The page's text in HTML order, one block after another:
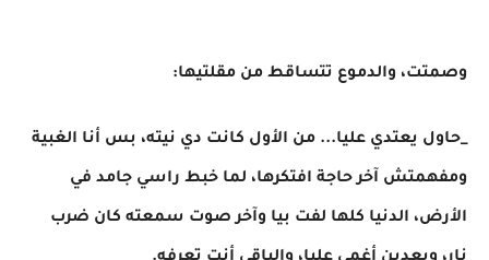
وصمتت، والدموع تتساقط من مقلتيها:
_حاول يعتدي عليا... من الأول كانت دي نيته، بس أنا الغبية
ومفهمتش آخر حاجة افتكرها، لما خبط راسي جامد في
الأرض، الدنيا كلها لفت بيا وآخر صوت سمعته كان ضرب